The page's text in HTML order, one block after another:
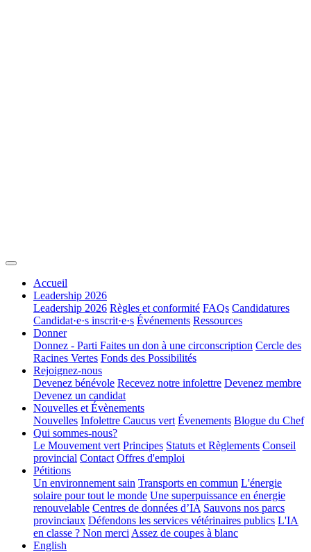
Accueil
Leadership 2026
Leadership 2026 Règles et conformité FAQs Candidatures
Candidat·e·s inscrit·e·s Événements Ressources
Donner
Donnez - Parti Faites un don à une circonscription Cercle des
Racines Vertes Fonds des Possibilités
Rejoignez-nous
Devenez bénévole Recevez notre infolettre Devenez membre
Devenez un candidat
Nouvelles et Évènements
Nouvelles Infolettre Caucus vert Évenements Blogue du Chef
Qui sommes-nous?
Le Mouvement vert Principes Statuts et Règlements Conseil
provincial Contact Offres d'emploi
Pétitions
Un environnement sain Transports en commun L'énergie
solaire pour tout le monde Une superpuissance en énergie
renouvelable Centres de données d’IA Sauvons nos parcs
provinciaux Défendons les services vétérinaires publics L'IA
en classe ? Non merci Assez de coupes à blanc
English